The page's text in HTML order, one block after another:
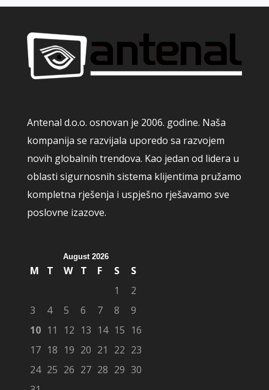
Antenal d.o.o. osnovan je 2006. godine. Naša
kompanija se razvijala uporedo sa razvojem
novih globalnih trendova. Kao jedan od lidera u
oblasti sigurnosnih sistema klijentima pružamo
kompletna rješenja i uspješno rješavamo sve
poslovne izazove.
August 2026
M T W T F S
S
1
2
3
4 5 6 7 8
9
10 11 12 13 14 15 16
17 18 19 20 21 22 23
24 25 26 27 28 29 30